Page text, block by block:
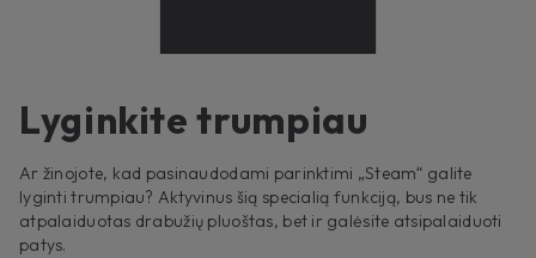
Lyginkite trumpiau
Ar žinojote, kad pasinaudodami parinktimi „Steam“ galite
lyginti trumpiau? Aktyvinus šią specialią funkciją, bus ne tik
atpalaiduotas drabužių pluoštas, bet ir galėsite atsipalaiduoti
patys.